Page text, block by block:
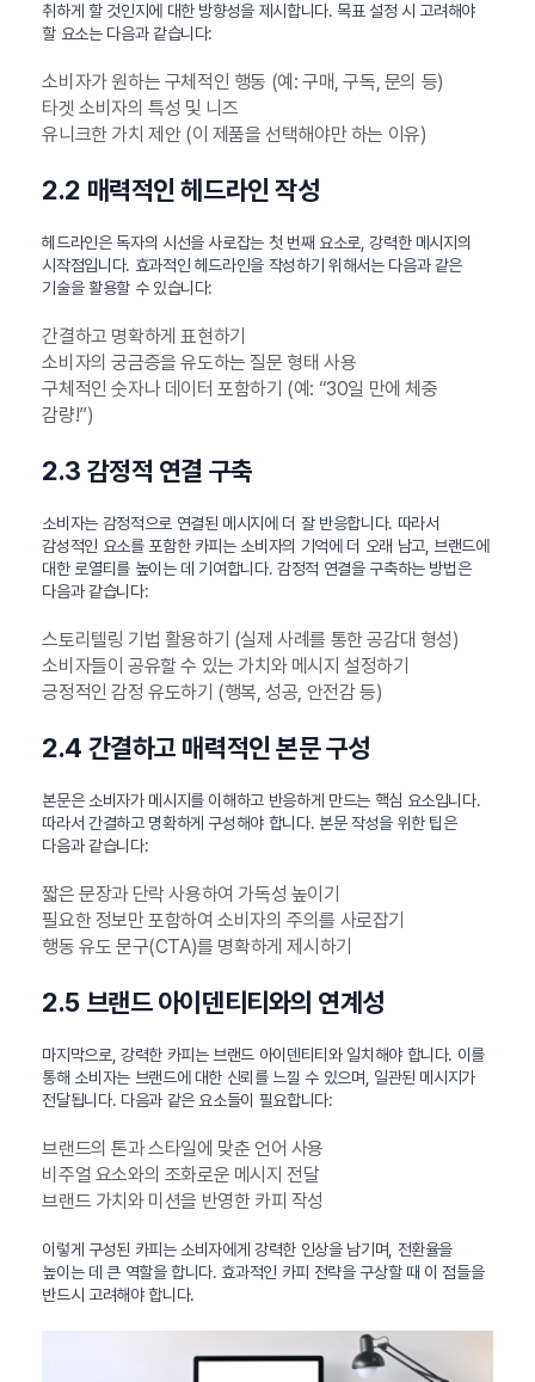
취하게 할 것인지에 대한 방향성을 제시합니다. 목표 설정 시 고려해야
할 요소는 다음과 같습니다:
소비자가 원하는 구체적인 행동 (예: 구매, 구독, 문의 등)
타겟 소비자의 특성 및 니즈
유니크한 가치 제안 (이 제품을 선택해야만 하는 이유)
2.2 매력적인 헤드라인 작성
헤드라인은 독자의 시선을 사로잡는 첫 번째 요소로, 강력한 메시지의
시작점입니다. 효과적인 헤드라인을 작성하기 위해서는 다음과 같은
기술을 활용할 수 있습니다:
간결하고 명확하게 표현하기
소비자의 궁금증을 유도하는 질문 형태 사용
구체적인 숫자나 데이터 포함하기 (예: “30일 만에 체중
감량!”)
2.3 감정적 연결 구축
소비자는 감정적으로 연결된 메시지에 더 잘 반응합니다. 따라서
감성적인 요소를 포함한 카피는 소비자의 기억에 더 오래 남고, 브랜드에
대한 로열티를 높이는 데 기여합니다. 감정적 연결을 구축하는 방법은
다음과 같습니다:
스토리텔링 기법 활용하기 (실제 사례를 통한 공감대 형성)
소비자들이 공유할 수 있는 가치와 메시지 설정하기
긍정적인 감정 유도하기 (행복, 성공, 안전감 등)
2.4 간결하고 매력적인 본문 구성
본문은 소비자가 메시지를 이해하고 반응하게 만드는 핵심 요소입니다.
따라서 간결하고 명확하게 구성해야 합니다. 본문 작성을 위한 팁은
다음과 같습니다:
짧은 문장과 단락 사용하여 가독성 높이기
필요한 정보만 포함하여 소비자의 주의를 사로잡기
행동 유도 문구(CTA)를 명확하게 제시하기
2.5 브랜드 아이덴티티와의 연계성
마지막으로, 강력한 카피는 브랜드 아이덴티티와 일치해야 합니다. 이를
통해 소비자는 브랜드에 대한 신뢰를 느낄 수 있으며, 일관된 메시지가
전달됩니다. 다음과 같은 요소들이 필요합니다:
브랜드의 톤과 스타일에 맞춘 언어 사용
비주얼 요소와의 조화로운 메시지 전달
브랜드 가치와 미션을 반영한 카피 작성
이렇게 구성된 카피는 소비자에게 강력한 인상을 남기며, 전환율을
높이는 데 큰 역할을 합니다. 효과적인 카피 전략을 구상할 때 이 점들을
반드시 고려해야 합니다.